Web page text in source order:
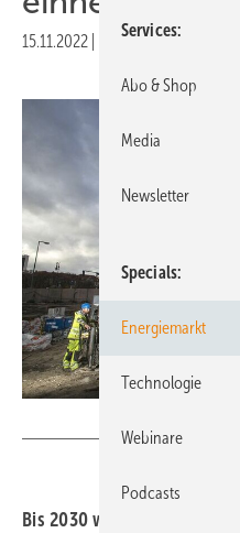
15.11.2022 Druckvorschau
Bis 2030 will
Services
Abo & Shop
Media
Newsletter
Specials
Energiemarkt
Technologie
Webinare
Podcasts